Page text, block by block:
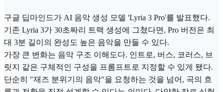
구글 딥마인드가 AI 음악 생성 모델 'Lyria 3 Pro'를 발표했다.
기존 Lyria 3가 30초짜리 트랙 생성에 그쳤다면, Pro 버전은 최
대 3분 길이의 완성도 높은 음악을 만들 수 있다.
가장 큰 변화는 음악 구조 이해도다. 인트로, 버스, 코러스, 브
릿지 같은 구체적인 구성을 프롬프트로 지정할 수 있게 됐다.
단순히 "재즈 분위기의 음악"을 요청하는 것을 넘어, 곡의 흐